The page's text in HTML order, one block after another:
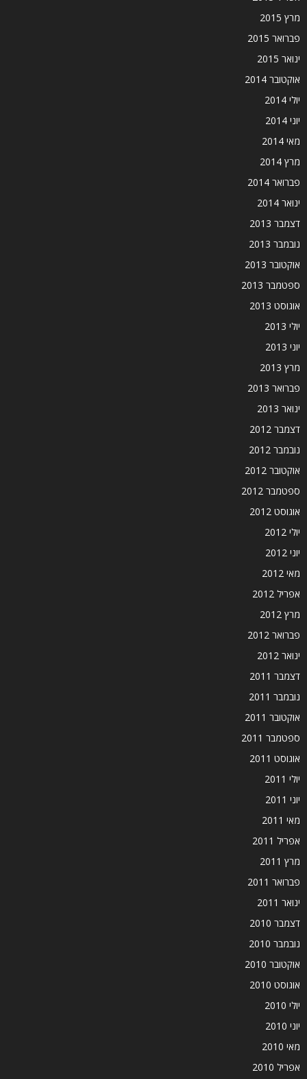
מרץ 2015
פברואר 2015
ינואר 2015
אוקטובר 2014
יולי 2014
יוני 2014
מאי 2014
מרץ 2014
פברואר 2014
ינואר 2014
דצמבר 2013
נובמבר 2013
אוקטובר 2013
ספטמבר 2013
אוגוסט 2013
יולי 2013
יוני 2013
מרץ 2013
פברואר 2013
ינואר 2013
דצמבר 2012
נובמבר 2012
אוקטובר 2012
ספטמבר 2012
אוגוסט 2012
יולי 2012
יוני 2012
מאי 2012
אפריל 2012
מרץ 2012
פברואר 2012
ינואר 2012
דצמבר 2011
נובמבר 2011
אוקטובר 2011
ספטמבר 2011
אוגוסט 2011
יולי 2011
יוני 2011
מאי 2011
אפריל 2011
מרץ 2011
פברואר 2011
ינואר 2011
דצמבר 2010
נובמבר 2010
אוקטובר 2010
אוגוסט 2010
יולי 2010
יוני 2010
מאי 2010
אפריל 2010